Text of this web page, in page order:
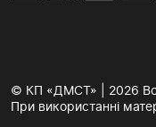
© КП «ДМСТ» | 2026
При використанні